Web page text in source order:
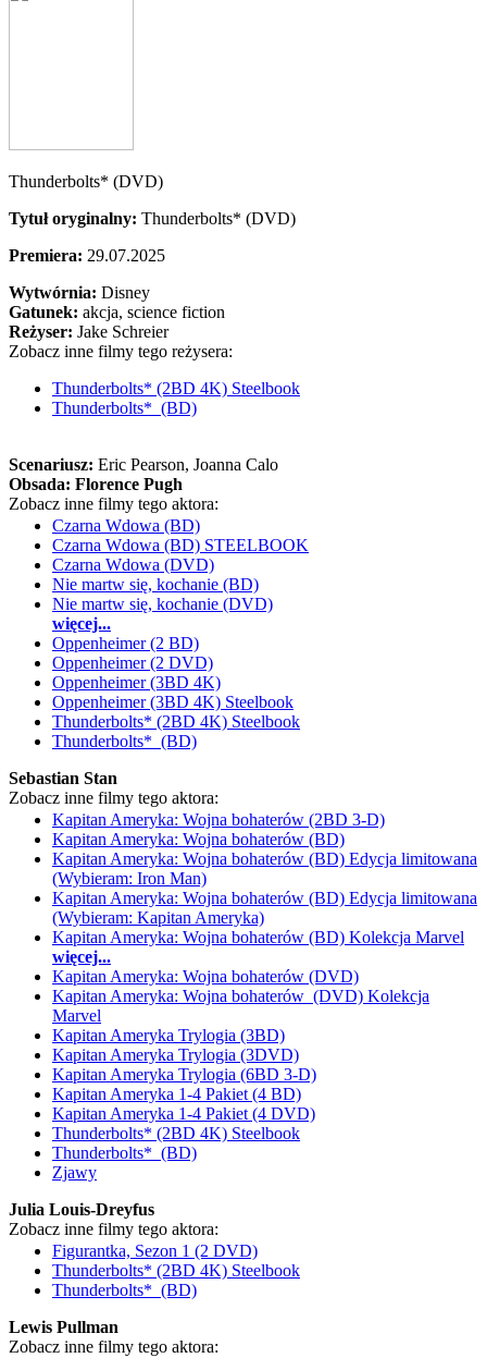
Thunderbolts* (DVD)
Tytuł oryginalny: Thunderbolts* (DVD)
Premiera: 29.07.2025
Wytwórnia: Disney
Gatunek: akcja, science fiction
Reżyser: Jake Schreier
Zobacz inne filmy tego reżysera:
Thunderbolts* (2BD 4K) Steelbook
Thunderbolts* (BD)
Scenariusz: Eric Pearson, Joanna Calo
Obsada: Florence Pugh
Zobacz inne filmy tego aktora:
Czarna Wdowa (BD)
Czarna Wdowa (BD) STEELBOOK
Czarna Wdowa (DVD)
Nie martw się, kochanie (BD)
Nie martw się, kochanie (DVD)
więcej...
Oppenheimer (2 BD)
Oppenheimer (2 DVD)
Oppenheimer (3BD 4K)
Oppenheimer (3BD 4K) Steelbook
Thunderbolts* (2BD 4K) Steelbook
Thunderbolts* (BD)
Sebastian Stan
Zobacz inne filmy tego aktora:
Kapitan Ameryka: Wojna bohaterów (2BD 3-D)
Kapitan Ameryka: Wojna bohaterów (BD)
Kapitan Ameryka: Wojna bohaterów (BD) Edycja limitowana
(Wybieram: Iron Man)
Kapitan Ameryka: Wojna bohaterów (BD) Edycja limitowana
(Wybieram: Kapitan Ameryka)
Kapitan Ameryka: Wojna bohaterów (BD) Kolekcja Marvel
więcej...
Kapitan Ameryka: Wojna bohaterów (DVD)
Kapitan Ameryka: Wojna bohaterów (DVD) Kolekcja
Marvel
Kapitan Ameryka Trylogia (3BD)
Kapitan Ameryka Trylogia (3DVD)
Kapitan Ameryka Trylogia (6BD 3-D)
Kapitan Ameryka 1-4 Pakiet (4 BD)
Kapitan Ameryka 1-4 Pakiet (4 DVD)
Thunderbolts* (2BD 4K) Steelbook
Thunderbolts* (BD)
Zjawy
Julia Louis-Dreyfus
Zobacz inne filmy tego aktora:
Figurantka, Sezon 1 (2 DVD)
Thunderbolts* (2BD 4K) Steelbook
Thunderbolts* (BD)
Lewis Pullman
Zobacz inne filmy tego aktora: